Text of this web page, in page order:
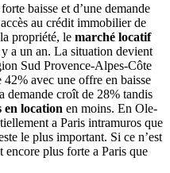
baisse et d’une demande
au crédit immobilier de
propriété, le marché locatif
a un an. La situation devient
Sud Provence-Alpes-Côte
avec une offre en baisse
croît de 28% tandis
en location en moins. En Оle-
а Paris intramuros que
le plus important. Si ce n’est
encore plus forte а Paris que